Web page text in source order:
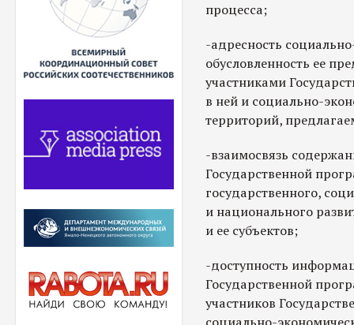
процесса;
-адресность
обусловленность ее
участниками
в ней и социально-
территорий,
-взаимосвязь
Государственной
государственного,
и национального
и ее субъектов;
-доступность
Государственной
участников